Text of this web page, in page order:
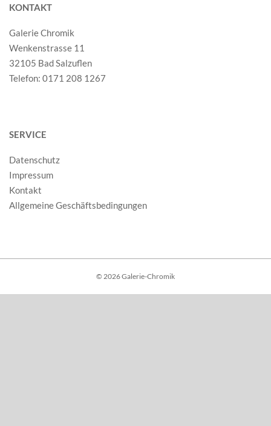
KONTAKT
Galerie Chromik
Wenkenstrasse 11
32105 Bad Salzuflen
Telefon: 0171 208 1267
SERVICE
Datenschutz
Impressum
Kontakt
Allgemeine Geschäftsbedingungen
© 2026 Galerie-Chromik